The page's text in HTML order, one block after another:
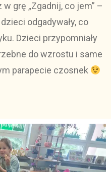
grę „Zgadnij, co jem” –
odgadywały, co
Dzieci przypomniały
do wzrostu i same
parapecie czosnek